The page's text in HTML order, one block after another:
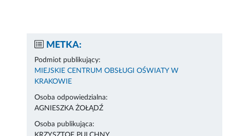
METKA:
Podmiot publikujący:
MIEJSKIE CENTRUM OBSŁUGI OŚWIATY W
KRAKOWIE
Osoba odpowiedzialna:
AGNIESZKA ŻOŁĄDŹ
Osoba publikująca: